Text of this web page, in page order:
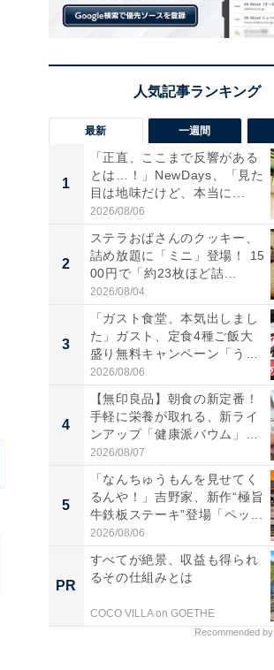
最新 一週間
1
「正直、ここまで反響がある
とは…！」NewDays、「見た
目は地味だけど、本当に...
2026/08/06
2
ステラおばさんのクッキー、
詰め放題に「ミニ」登場！ 15
00円で「約23枚ほど詰...
2026/08/04
3
「ガスト食堂、本気出しまし
た」ガスト、定食4種ご飯大
盛り無料キャンペーン「うお
お...
2026/08/06
4
【無印良品】朝食の新定番！
手軽に栄養が取れる、新ライ
ンアップ「健康派バウム」
5...
2026/08/07
5
「なんちゅうもんを見せてく
るんや！」吉野家、新作“極旨
牛鉄板ステーキ”登場「ペッ...
2026/08/06
PR
すべてが絶景、収益も得られ
るその仕組みとは
COCO VILLA on GOETHE
Recommended by